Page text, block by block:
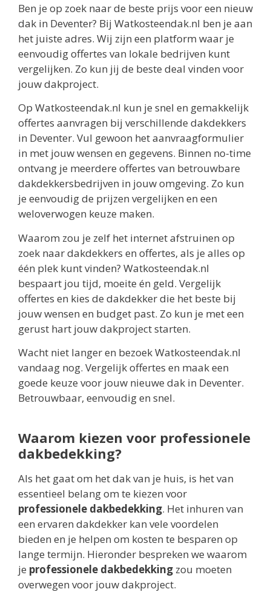
Ben je op zoek naar de beste prijs voor een nieuw
dak in Deventer? Bij Watkosteendak.nl ben je aan
het juiste adres. Wij zijn een platform waar je
eenvoudig offertes van lokale bedrijven kunt
vergelijken. Zo kun jij de beste deal vinden voor
jouw dakproject.
Op Watkosteendak.nl kun je snel en gemakkelijk
offertes aanvragen bij verschillende dakdekkers
in Deventer. Vul gewoon het aanvraagformulier
in met jouw wensen en gegevens. Binnen no-time
ontvang je meerdere offertes van betrouwbare
dakdekkersbedrijven in jouw omgeving. Zo kun
je eenvoudig de prijzen vergelijken en een
weloverwogen keuze maken.
Waarom zou je zelf het internet afstruinen op
zoek naar dakdekkers en offertes, als je alles op
één plek kunt vinden? Watkosteendak.nl
bespaart jou tijd, moeite én geld. Vergelijk
offertes en kies de dakdekker die het beste bij
jouw wensen en budget past. Zo kun je met een
gerust hart jouw dakproject starten.
Wacht niet langer en bezoek Watkosteendak.nl
vandaag nog. Vergelijk offertes en maak een
goede keuze voor jouw nieuwe dak in Deventer.
Betrouwbaar, eenvoudig en snel.
Waarom kiezen voor professionele
dakbedekking?
Als het gaat om het dak van je huis, is het van
essentieel belang om te kiezen voor
professionele dakbedekking. Het inhuren van
een ervaren dakdekker kan vele voordelen
bieden en je helpen om kosten te besparen op
lange termijn. Hieronder bespreken we waarom
je professionele dakbedekking zou moeten
overwegen voor jouw dakproject.